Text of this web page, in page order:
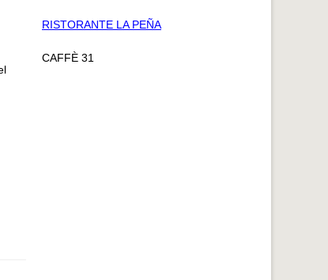
RISTORANTE LA PEÑA
CAFFÈ 31